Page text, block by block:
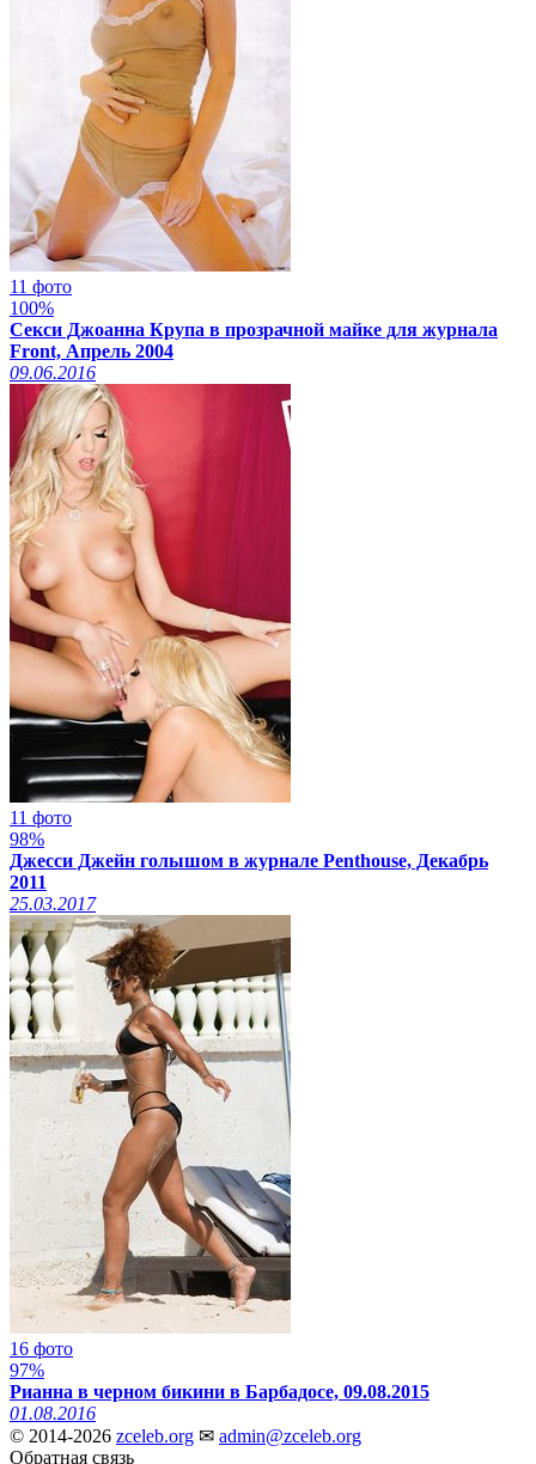
11 фото
100%
Секси Джоанна Крупа в прозрачной майке для журнала
Front, Апрель 2004
09.06.2016
11 фото
98%
Джесси Джейн голышом в журнале Penthouse, Декабрь
2011
25.03.2017
16 фото
97%
Рианна в черном бикини в Барбадосе, 09.08.2015
01.08.2016
© 2014-2026 zceleb.org ✉ admin@zceleb.org
Обратная связь